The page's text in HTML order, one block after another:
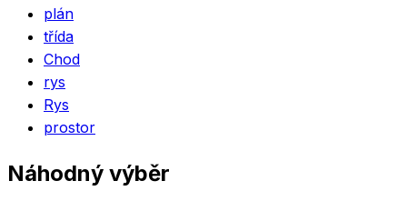
plán
třída
Chod
rys
Rys
prostor
Náhodný výběr